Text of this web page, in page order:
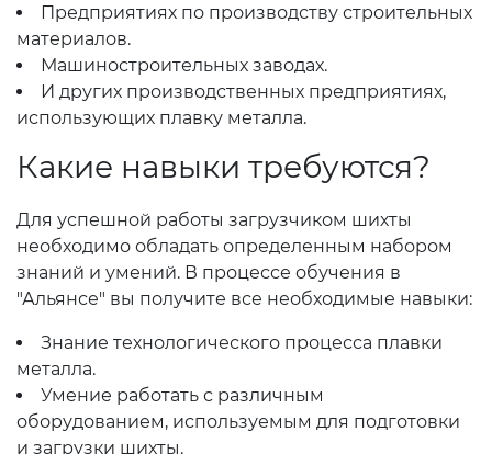
Предприятиях по производству строительных
материалов.
Машиностроительных заводах.
И других производственных предприятиях,
использующих плавку металла.
Какие навыки требуются?
Для успешной работы загрузчиком шихты
необходимо обладать определенным набором
знаний и умений. В процессе обучения в
"Альянсе" вы получите все необходимые навыки:
Знание технологического процесса плавки
металла.
Умение работать с различным
оборудованием, используемым для подготовки
и загрузки шихты.